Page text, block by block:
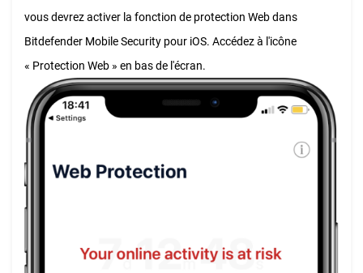
vous devrez activer la fonction de protection Web dans
Bitdefender Mobile Security pour iOS. Accédez à l'icône
« Protection Web » en bas de l'écran.